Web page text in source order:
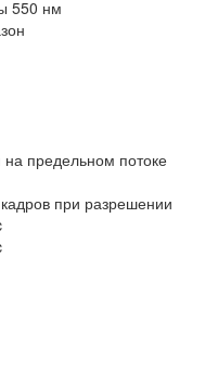
550 нм
на предельном потоке
при разрешении